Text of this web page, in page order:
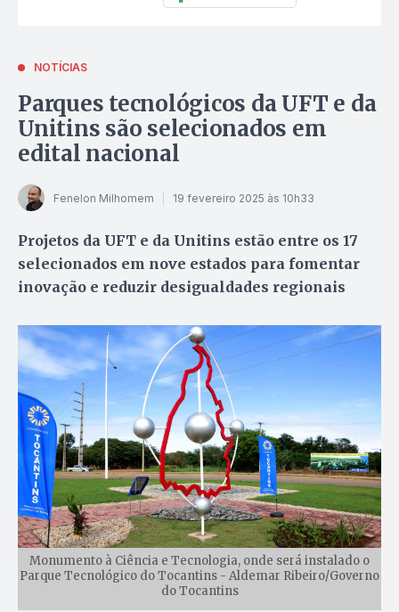
NOTÍCIAS
Parques tecnológicos da UFT e da
Unitins são selecionados em
edital nacional
Fenelon Milhomem 19 fevereiro 2025 às 10h33
Projetos da UFT e da Unitins estão entre os 17
selecionados em nove estados para fomentar
inovação e reduzir desigualdades regionais
Monumento à Ciência e Tecnologia, onde será instalado o
Parque Tecnológico do Tocantins - Aldemar Ribeiro/Governo
do Tocantins